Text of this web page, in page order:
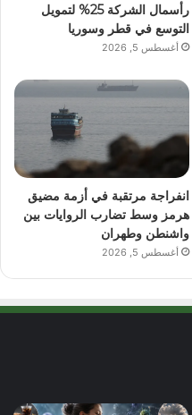
رأسمال الشركة 25% لتمويل
التوسع في قطر وسوريا
أغسطس 5, 2026
انفراجة مرتقبة في أزمة مضيق
هرمز وسط تضارب الروايات بين
واشنطن وطهران
أغسطس 5, 2026